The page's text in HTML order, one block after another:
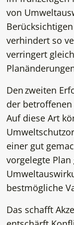
von
verhindert so
verringert
Den zweiten
der
Auf diese Art
einer gut
vorgelegte
bestmögliche
Das schafft